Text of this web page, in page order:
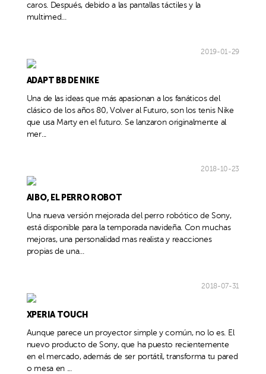
caros. Después, debido a las pantallas táctiles y la
multimed...
2019-01-29
ADAPT BB DE NIKE
Una de las ideas que más apasionan a los fanáticos del
clásico de los años 80, Volver al Futuro, son los tenis Nike
que usa Marty en el futuro. Se lanzaron originalmente al
mer...
2018-10-23
AIBO, EL PERRO ROBOT
Una nueva versión mejorada del perro robótico de Sony,
está disponible para la temporada navideña. Con muchas
mejoras, una personalidad mas realista y reacciones
propias de una...
2018-07-31
XPERIA TOUCH
Aunque parece un proyector simple y común, no lo es. El
nuevo producto de Sony, que ha puesto recientemente
en el mercado, además de ser portátil, transforma tu pared
o mesa en ...